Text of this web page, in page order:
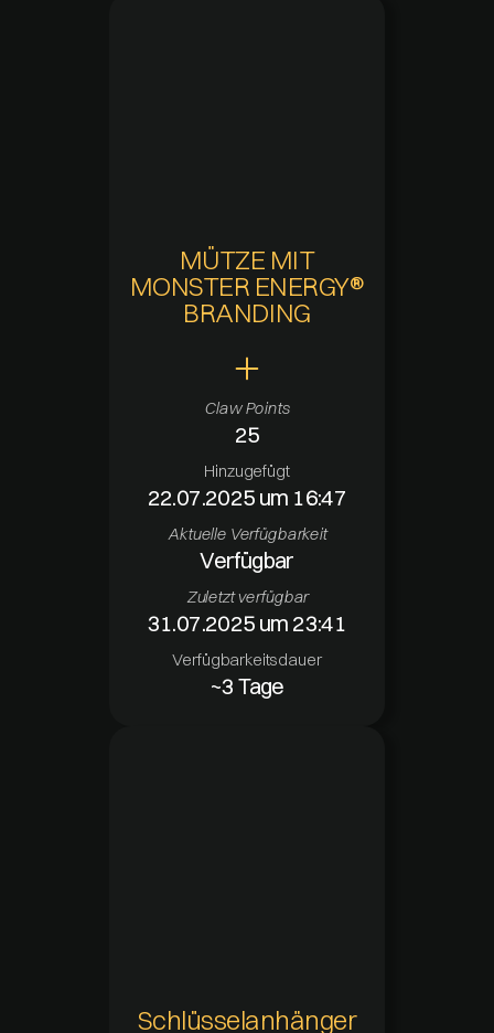
MÜTZE MIT
MONSTER ENERGY®
BRANDING
Claw Points
25
Hinzugefügt
22.07.2025 um 16:47
Aktuelle Verfügbarkeit
Verfügbar
Zuletzt verfügbar
31.07.2025 um 23:41
Verfügbarkeitsdauer
~3 Tage
Schlüsselanhänger